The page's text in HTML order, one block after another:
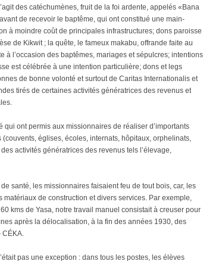
des catéchumènes, fruit de la foi ardente, appelés «Bana
de recevoir le baptême, qui ont constitué une main-
à moindre coût de principales infrastructures; dons paroisse
de Kikwit ; la quête, le fameux makabu, offrande faite au
à l’occasion des baptêmes, mariages et sépulcres; intentions
est célébrée à une intention particulière; dons et legs
de bonne volonté et surtout de Caritas Internationalis et
tirés de certaines activités génératrices des revenus et
qui ont permis aux missionnaires de réaliser d’importants
églises, écoles, internats, hôpitaux, orphelinats,
activités génératrices des revenus tels l’élevage,
santé, les missionnaires faisaient feu de tout bois, car, les
de construction et divers services. Par exemple,
kms de Yasa, notre travail manuel consistait à creuser pour
après la délocalisation, à la fin des années 1930, des
CÉKA.
pas une exception : dans tous les postes, les élèves